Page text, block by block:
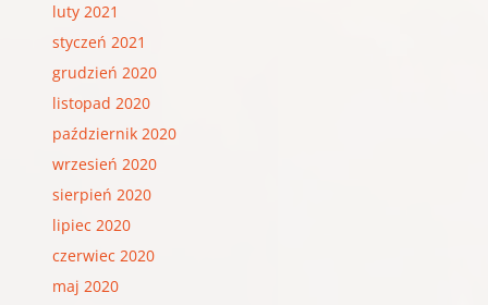
luty 2021
styczeń 2021
grudzień 2020
listopad 2020
październik 2020
wrzesień 2020
sierpień 2020
lipiec 2020
czerwiec 2020
maj 2020